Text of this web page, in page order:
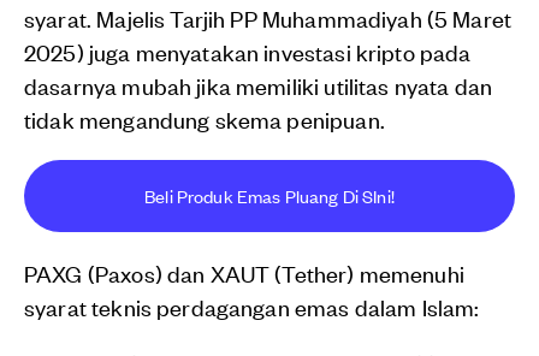
syarat. Majelis Tarjih PP Muhammadiyah (5 Maret
2025) juga menyatakan investasi kripto pada
dasarnya mubah jika memiliki utilitas nyata dan
tidak mengandung skema penipuan.
Beli Produk Emas Pluang Di SIni!
PAXG (Paxos) dan XAUT (Tether) memenuhi
syarat teknis perdagangan emas dalam Islam: